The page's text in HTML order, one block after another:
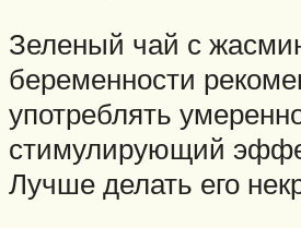
Зеленый чай с
беременности
употреблять
стимулирующий
Лучше делать его